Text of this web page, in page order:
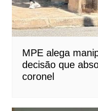
MPE alega
decisão que
coronel